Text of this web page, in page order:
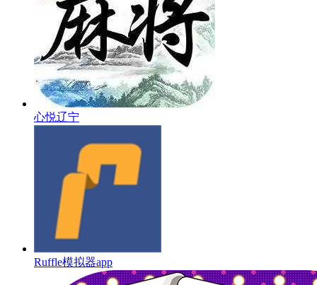
心悦辽宁
Ruffle模拟器app